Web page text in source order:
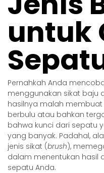
untuk
Pernahkah Anda
menggunakan sikat baju
hasilnya malah
berbulu atau bahkan
bahwa kunci dari sepatu
yang banyak. Padahal,
jenis sikat (brush),
dalam menentukan hasil
sepatu Anda.